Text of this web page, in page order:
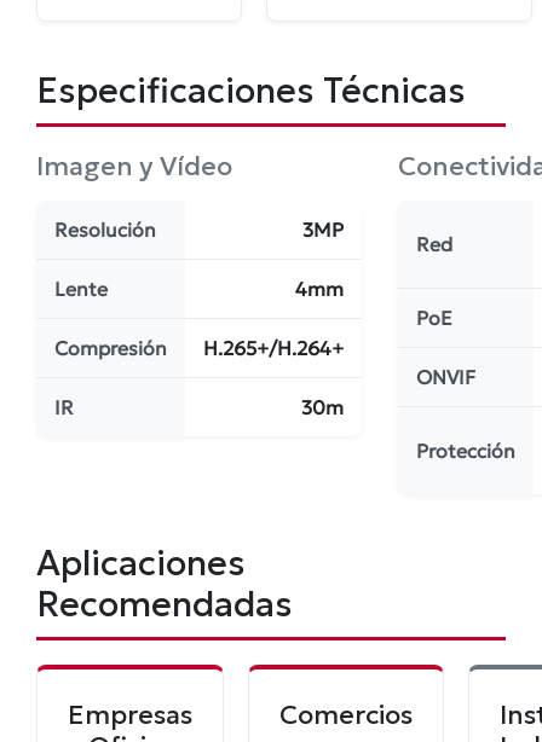
Especificaciones Técnicas
Imagen y Vídeo
Resolución 3MP
Lente 4mm
Compresión H.265+/H.264+
IR 30m
Red
PoE
ONVIF
Protección
Aplicaciones
Recomendadas
Empresas
Comercios